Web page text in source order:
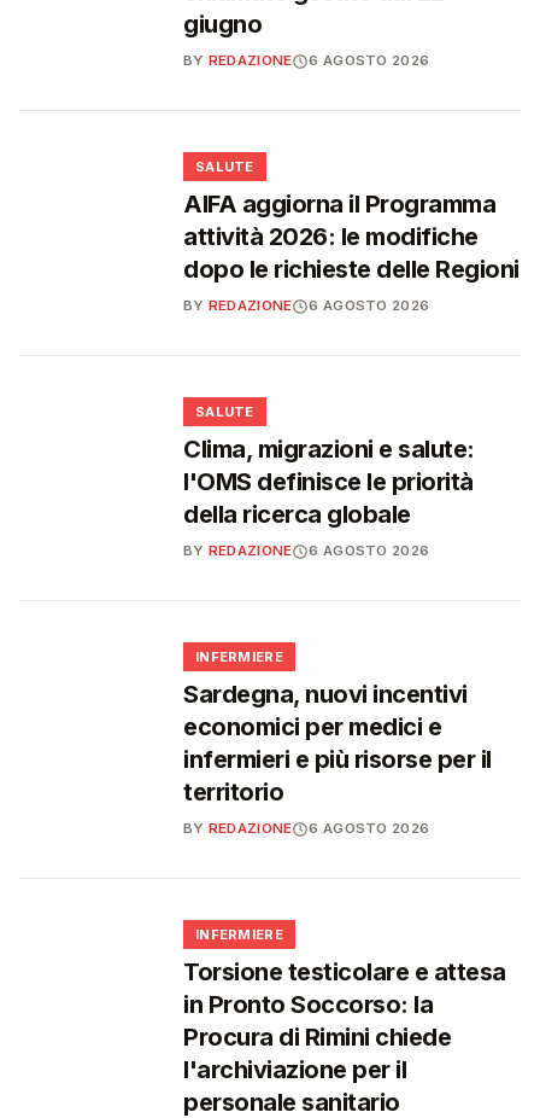
giugno
BY REDAZIONE 6 AGOSTO 2026
SALUTE
AIFA aggiorna il Programma
attività 2026: le modifiche
dopo le richieste delle Regioni
BY REDAZIONE 6 AGOSTO 2026
SALUTE
Clima, migrazioni e salute:
l'OMS definisce le priorità
della ricerca globale
BY REDAZIONE 6 AGOSTO 2026
INFERMIERE
Sardegna, nuovi incentivi
economici per medici e
infermieri e più risorse per il
territorio
BY REDAZIONE 6 AGOSTO 2026
INFERMIERE
Torsione testicolare e attesa
in Pronto Soccorso: la
Procura di Rimini chiede
l'archiviazione per il
personale sanitario